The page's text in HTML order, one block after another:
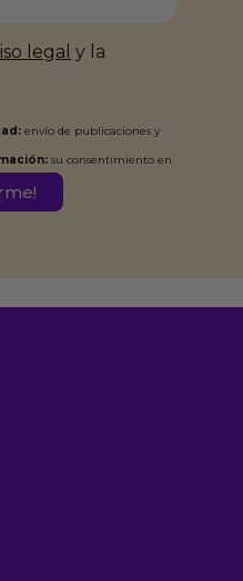
legal y la
envío de publicaciones y
su consentimiento en
Podrás ejercer tus